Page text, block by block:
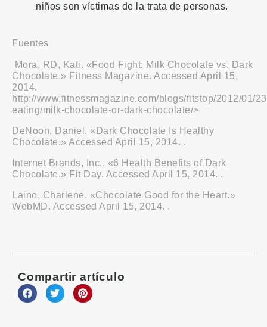
niños son víctimas de la trata de personas.
Fuentes
Mora, RD, Kati. «Food Fight: Milk Chocolate vs. Dark
Chocolate.» Fitness Magazine. Accessed April 15,
2014.
http://www.fitnessmagazine.com/blogs/fitstop/2012/01/
eating/milk-chocolate-or-dark-chocolate/>
DeNoon, Daniel. «Dark Chocolate Is Healthy
Chocolate.» Accessed April 15, 2014. .
Internet Brands, Inc.. «6 Health Benefits of Dark
Chocolate.» Fit Day. Accessed April 15, 2014. .
Laino, Charlene. «Chocolate Good for the Heart.»
WebMD. Accessed April 15, 2014. .
Compartir artículo